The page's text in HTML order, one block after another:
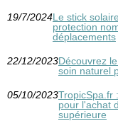
19/7/2024Le stick
protection
déplacements
22/12/2023Découvrez
soin naturel
05/10/2023TropicSpa.fr
pour l'achat
supérieure